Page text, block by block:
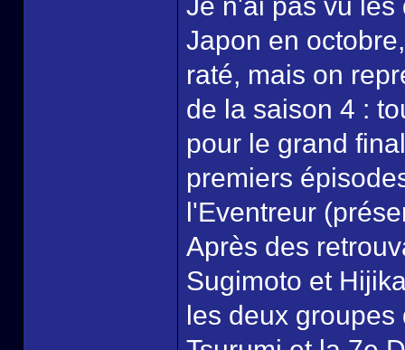
Japon en
raté, mais on
de la saison 4 :
pour le grand
premiers
l'Eventreur
Après des
Sugimoto et
les deux